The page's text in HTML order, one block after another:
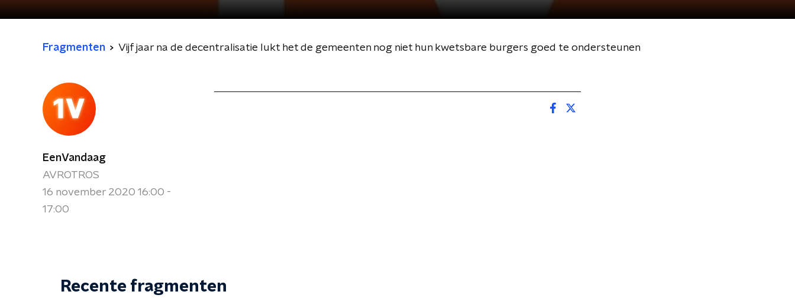
Fragmenten Vijf jaar na de decentralisatie lukt het de gemeenten nog niet hun kwetsbare burgers goed te ondersteunen
EenVandaag
AVROTROS
16 november 2020 16:00 -
17:00
Recente fragmenten